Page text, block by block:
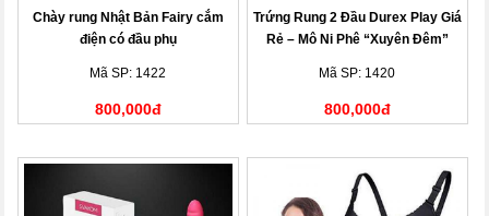
Chày rung Nhật Bản Fairy cắm
điện có đầu phụ
Mã SP: 1422
800,000đ
Trứng Rung 2 Đầu Durex Play Giá
Rẻ – Mô Ni Phê “Xuyên Đêm”
Mã SP: 1420
800,000đ